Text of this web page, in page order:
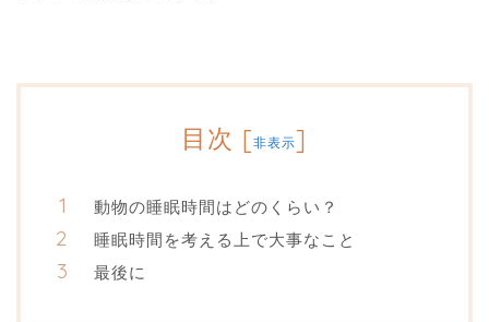
目次 [非表示]
動物の睡眠時間はどのくらい？
睡眠時間を考える上で大事なこと
最後に